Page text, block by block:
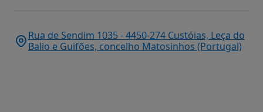
Rua de Sendim 1035 - 4450-274 Custóias, Leça do
Balio e Guifões, concelho Matosinhos (Portugal)